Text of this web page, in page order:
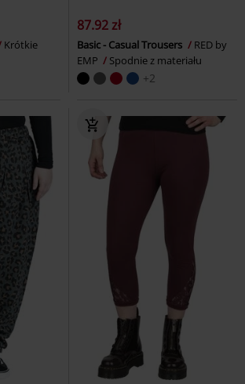
Krótkie
87.92 zł
Basic - Casual Trousers
RED by
EMP
Spodnie z materiału
+2